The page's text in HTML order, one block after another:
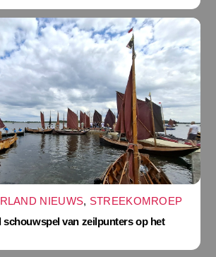
NIEUWS, STREEKOMROEP
schouwspel van zeilpunters op het